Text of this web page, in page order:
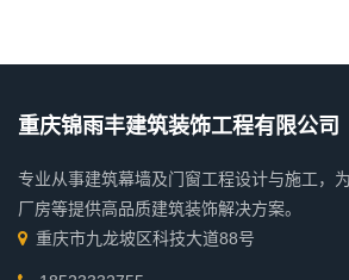
重庆锦雨丰建筑装饰工程有限公司
专业从事建筑幕墙及门窗工程设计与施工，
厂房等提供高品质建筑装饰解决方案。
重庆市九龙坡区科技大道88号